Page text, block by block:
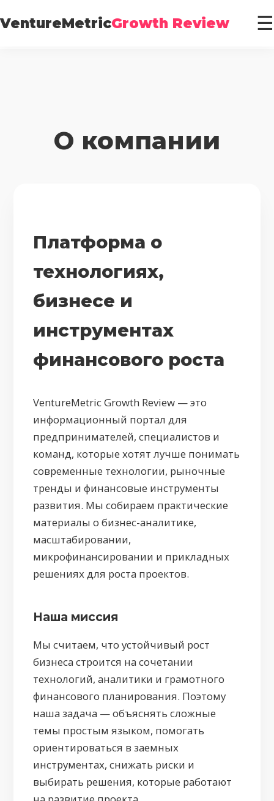
VentureMetricGrowth Review ☰
О компании
Платформа о
технологиях,
бизнесе и
инструментах
финансового роста
VentureMetric Growth Review — это
информационный портал для
предпринимателей, специалистов и
команд, которые хотят лучше понимать
современные технологии, рыночные
тренды и финансовые инструменты
развития. Мы собираем практические
материалы о бизнес-аналитике,
масштабировании,
микрофинансировании и прикладных
решениях для роста проектов.
Наша миссия
Мы считаем, что устойчивый рост
бизнеса строится на сочетании
технологий, аналитики и грамотного
финансового планирования. Поэтому
наша задача — объяснять сложные
темы простым языком, помогать
ориентироваться в заемных
инструментах, снижать риски и
выбирать решения, которые работают